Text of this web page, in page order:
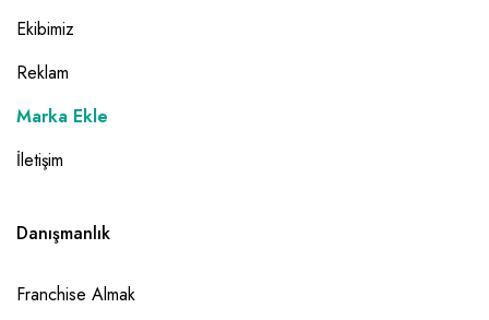
Ekibimiz
Reklam
Marka Ekle
İletişim
Danışmanlık
Franchise Almak